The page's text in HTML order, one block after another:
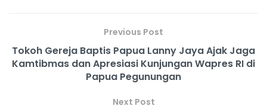
Previous Post
Tokoh Gereja Baptis Papua Lanny Jaya Ajak Jaga
Kamtibmas dan Apresiasi Kunjungan Wapres RI di
Papua Pegunungan
Next Post